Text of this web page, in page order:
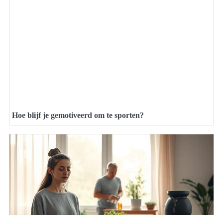
Hoe blijf je gemotiveerd om te sporten?